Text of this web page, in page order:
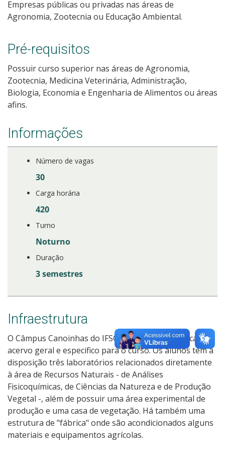
Como posso estudar no IFSC?
Calendário de inscrições
Processos Seletivos
Cotas
Inscrições e acompanhamento
Transferências e Retornos
Provas e Gabaritos
Cadastro de interesse
Empresas públicas ou privadas nas áreas de
Agronomia, Zootecnia ou Educação Ambiental.
Pré-requisitos
Possuir curso superior nas áreas de Agronomia,
Zootecnia, Medicina Veterinária, Administração,
Biologia, Economia e Engenharia de Alimentos ou áreas
afins.
Informações
Número de vagas
30
Carga horária
420
Turno
Noturno
Duração
3 semestres
Infraestrutura
O Câmpus Canoinhas do IFSC conta com biblioteca com
acervo geral e especifico para o curso. Os alunos tem à
disposição três laboratórios relacionados diretamente
à área de Recursos Naturais - de Análises
Fisicoquímicas, de Ciências da Natureza e de Produção
Vegetal -, além de possuir uma área experimental de
produção e uma casa de vegetação. Há também uma
estrutura de "fábrica" onde são acondicionados alguns
materiais e equipamentos agrícolas.